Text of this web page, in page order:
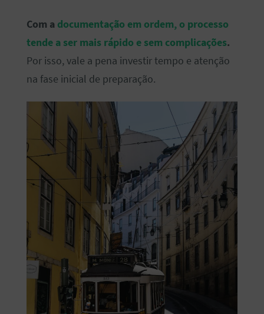
Com a documentação em ordem, o processo
tende a ser mais rápido e sem complicações.
Por isso, vale a pena investir tempo e atenção
na fase inicial de preparação.